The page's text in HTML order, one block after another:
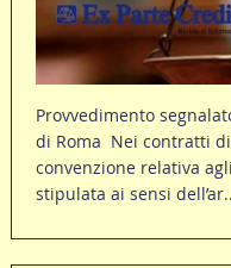
Provvedimento
di Roma Nei contratti
convenzione relativa
stipulata ai sensi